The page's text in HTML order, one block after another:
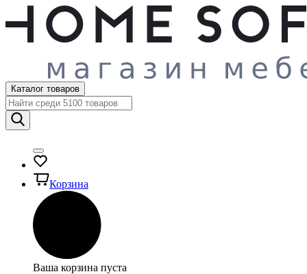
Каталог товаров
Корзина
Ваша корзина пуста